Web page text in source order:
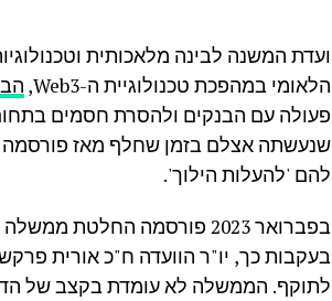
ועדת המשנה לבינה מלאכותית
הלאומי במהפכת טכנולוגיית ה-Web3,
פעולה עם הבנקים ולהסרת חסמים
שנעשתה אצלם בזמן שחלף מאז פורסמה
להם 'להעלות הילוך'.
בפברואר 2023 פורסמה
לתוקף. הממשלה לא עומדת בקצב של